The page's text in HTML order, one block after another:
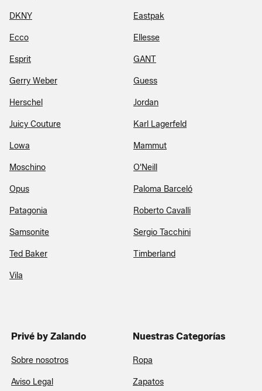
DKNY Eastpak
Ecco Ellesse
Esprit GANT
Gerry Weber Guess
Herschel Jordan
Juicy Couture Karl Lagerfeld
Lowa Mammut
Moschino O'Neill
Opus Paloma Barceló
Patagonia Roberto Cavalli
Samsonite Sergio Tacchini
Ted Baker Timberland
Vila
Privé by Zalando
Sobre nosotros
Aviso Legal
Nuestras Categorías
Ropa
Zapatos